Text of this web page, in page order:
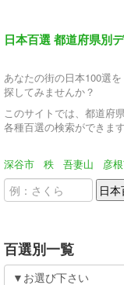
日本百選 都道府県別
あなたの街の日本100選を
探してみませんか？
このサイトでは、都道府
各種百選の検索ができます
深谷市 秩 吾妻山 彦
百選別一覧